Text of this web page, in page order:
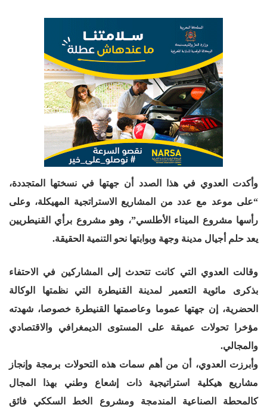
وأكدت العدوي في هذا الصدد أن جهتها في نسختها المتجددة،
“على موعد مع عدد من المشاريع الاستراتجية المهيكلة، وعلى
رأسها مشروع الميناء الأطلسي”، وهو مشروع برأي القنيطريين
يعد حلم أجيال مدينة وجهة وبوابتها نحو التنمية الحقيقة.
وقالت العدوي التي كانت تتحدث إلى المشاركين في الاحتفاء
بذكرى مائوية التعمير لمدينة القنيطرة التي نظمتها الوكالة
الحضرية، إن جهتها عموما وعاصمتها القنيطرة خصوصا، شهدته
مؤخرا تحولات عميقة على المستوى الديمغرافي والاقتصادي
والمجالي.
وأبرزت العدوي، أن من أهم سمات هذه التحولات برمجة وإنجاز
مشاريع هيكلية استراتيجية ذات إشعاع وطني بهذا المجال
كالمحطة الصناعية المندمجة ومشروع الخط السككي فائق